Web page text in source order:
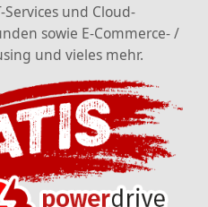
und Cloud-
sowie E-Commerce- /
und vieles mehr.